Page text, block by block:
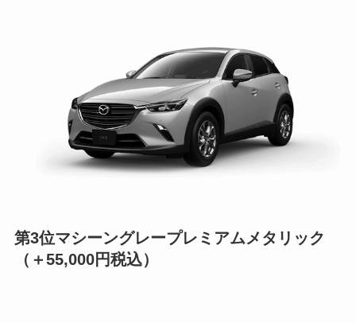
第3位マシーングレープレミアムメタリック
（＋55,000円税込）